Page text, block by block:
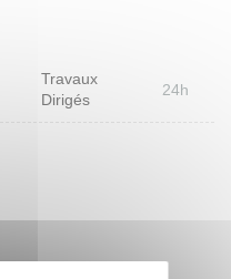
Travaux
Dirigés
24h